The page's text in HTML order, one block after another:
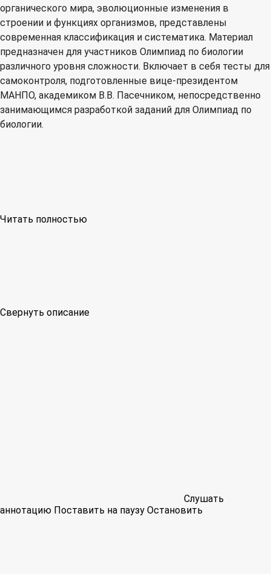
органического мира, эволюционные изменения в
строении и функциях организмов, представлены
современная классификация и систематика. Материал
предназначен для участников Олимпиад по биологии
различного уровня сложности. Включает в себя тесты для
самоконтроля, подготовленные вице-президентом
МАНПО, академиком В.В. Пасечником, непосредственно
занимающимся разработкой заданий для Олимпиад по
биологии.
Читать полностью
Свернуть описание
Слушать
аннотацию Поставить на паузу Остановить